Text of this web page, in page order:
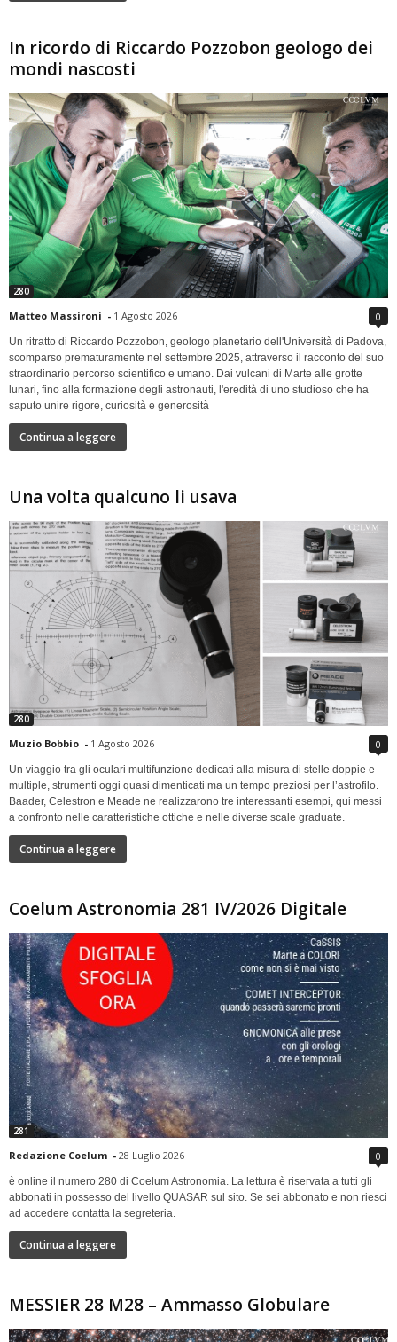
In ricordo di Riccardo Pozzobon geologo dei
mondi nascosti
280
Matteo Massironi - 1 Agosto 2026 0
Un ritratto di Riccardo Pozzobon, geologo planetario dell'Università di Padova,
scomparso prematuramente nel settembre 2025, attraverso il racconto del suo
straordinario percorso scientifico e umano. Dai vulcani di Marte alle grotte
lunari, fino alla formazione degli astronauti, l'eredità di uno studioso che ha
saputo unire rigore, curiosità e generosità
Continua a leggere
Una volta qualcuno li usava
280
Muzio Bobbio - 1 Agosto 2026 0
Un viaggio tra gli oculari multifunzione dedicati alla misura di stelle doppie e
multiple, strumenti oggi quasi dimenticati ma un tempo preziosi per l’astrofilo.
Baader, Celestron e Meade ne realizzarono tre interessanti esempi, qui messi
a confronto nelle caratteristiche ottiche e nelle diverse scale graduate.
Continua a leggere
Coelum Astronomia 281 IV/2026 Digitale
281
Redazione Coelum - 28 Luglio 2026 0
è online il numero 280 di Coelum Astronomia. La lettura è riservata a tutti gli
abbonati in possesso del livello QUASAR sul sito. Se sei abbonato e non riesci
ad accedere contatta la segreteria.
Continua a leggere
MESSIER 28 M28 – Ammasso Globulare